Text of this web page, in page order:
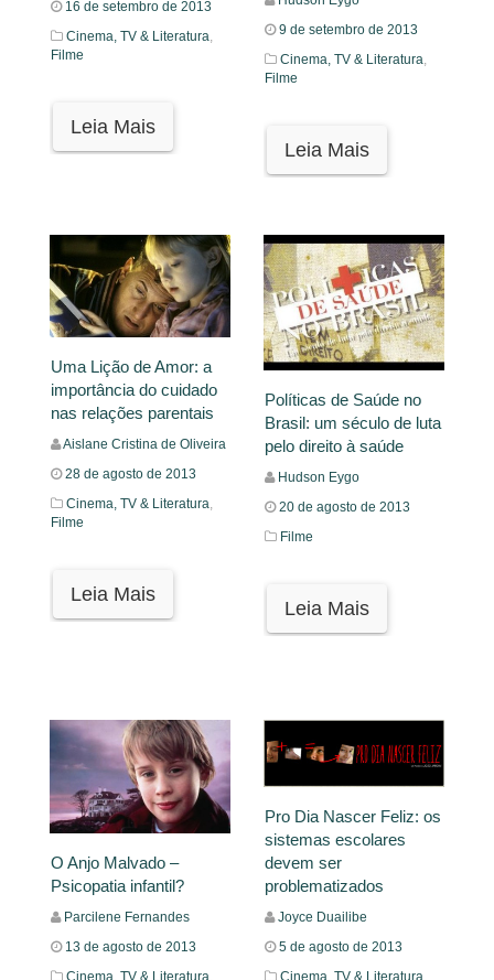
16 de setembro de 2013
Cinema, TV & Literatura,
Filme
Leia Mais
9 de setembro de 2013
Cinema, TV & Literatura,
Filme
Leia Mais
Uma Lição de Amor: a
importância do cuidado
nas relações parentais
Aislane Cristina de Oliveira
28 de agosto de 2013
Cinema, TV & Literatura,
Filme
Leia Mais
Políticas de Saúde no
Brasil: um século de luta
pelo direito à saúde
Hudson Eygo
20 de agosto de 2013
Filme
Leia Mais
O Anjo Malvado –
Psicopatia infantil?
Parcilene Fernandes
13 de agosto de 2013
Cinema, TV & Literatura
Pro Dia Nascer Feliz: os
sistemas escolares
devem ser
problematizados
Joyce Duailibe
5 de agosto de 2013
Cinema, TV & Literatura